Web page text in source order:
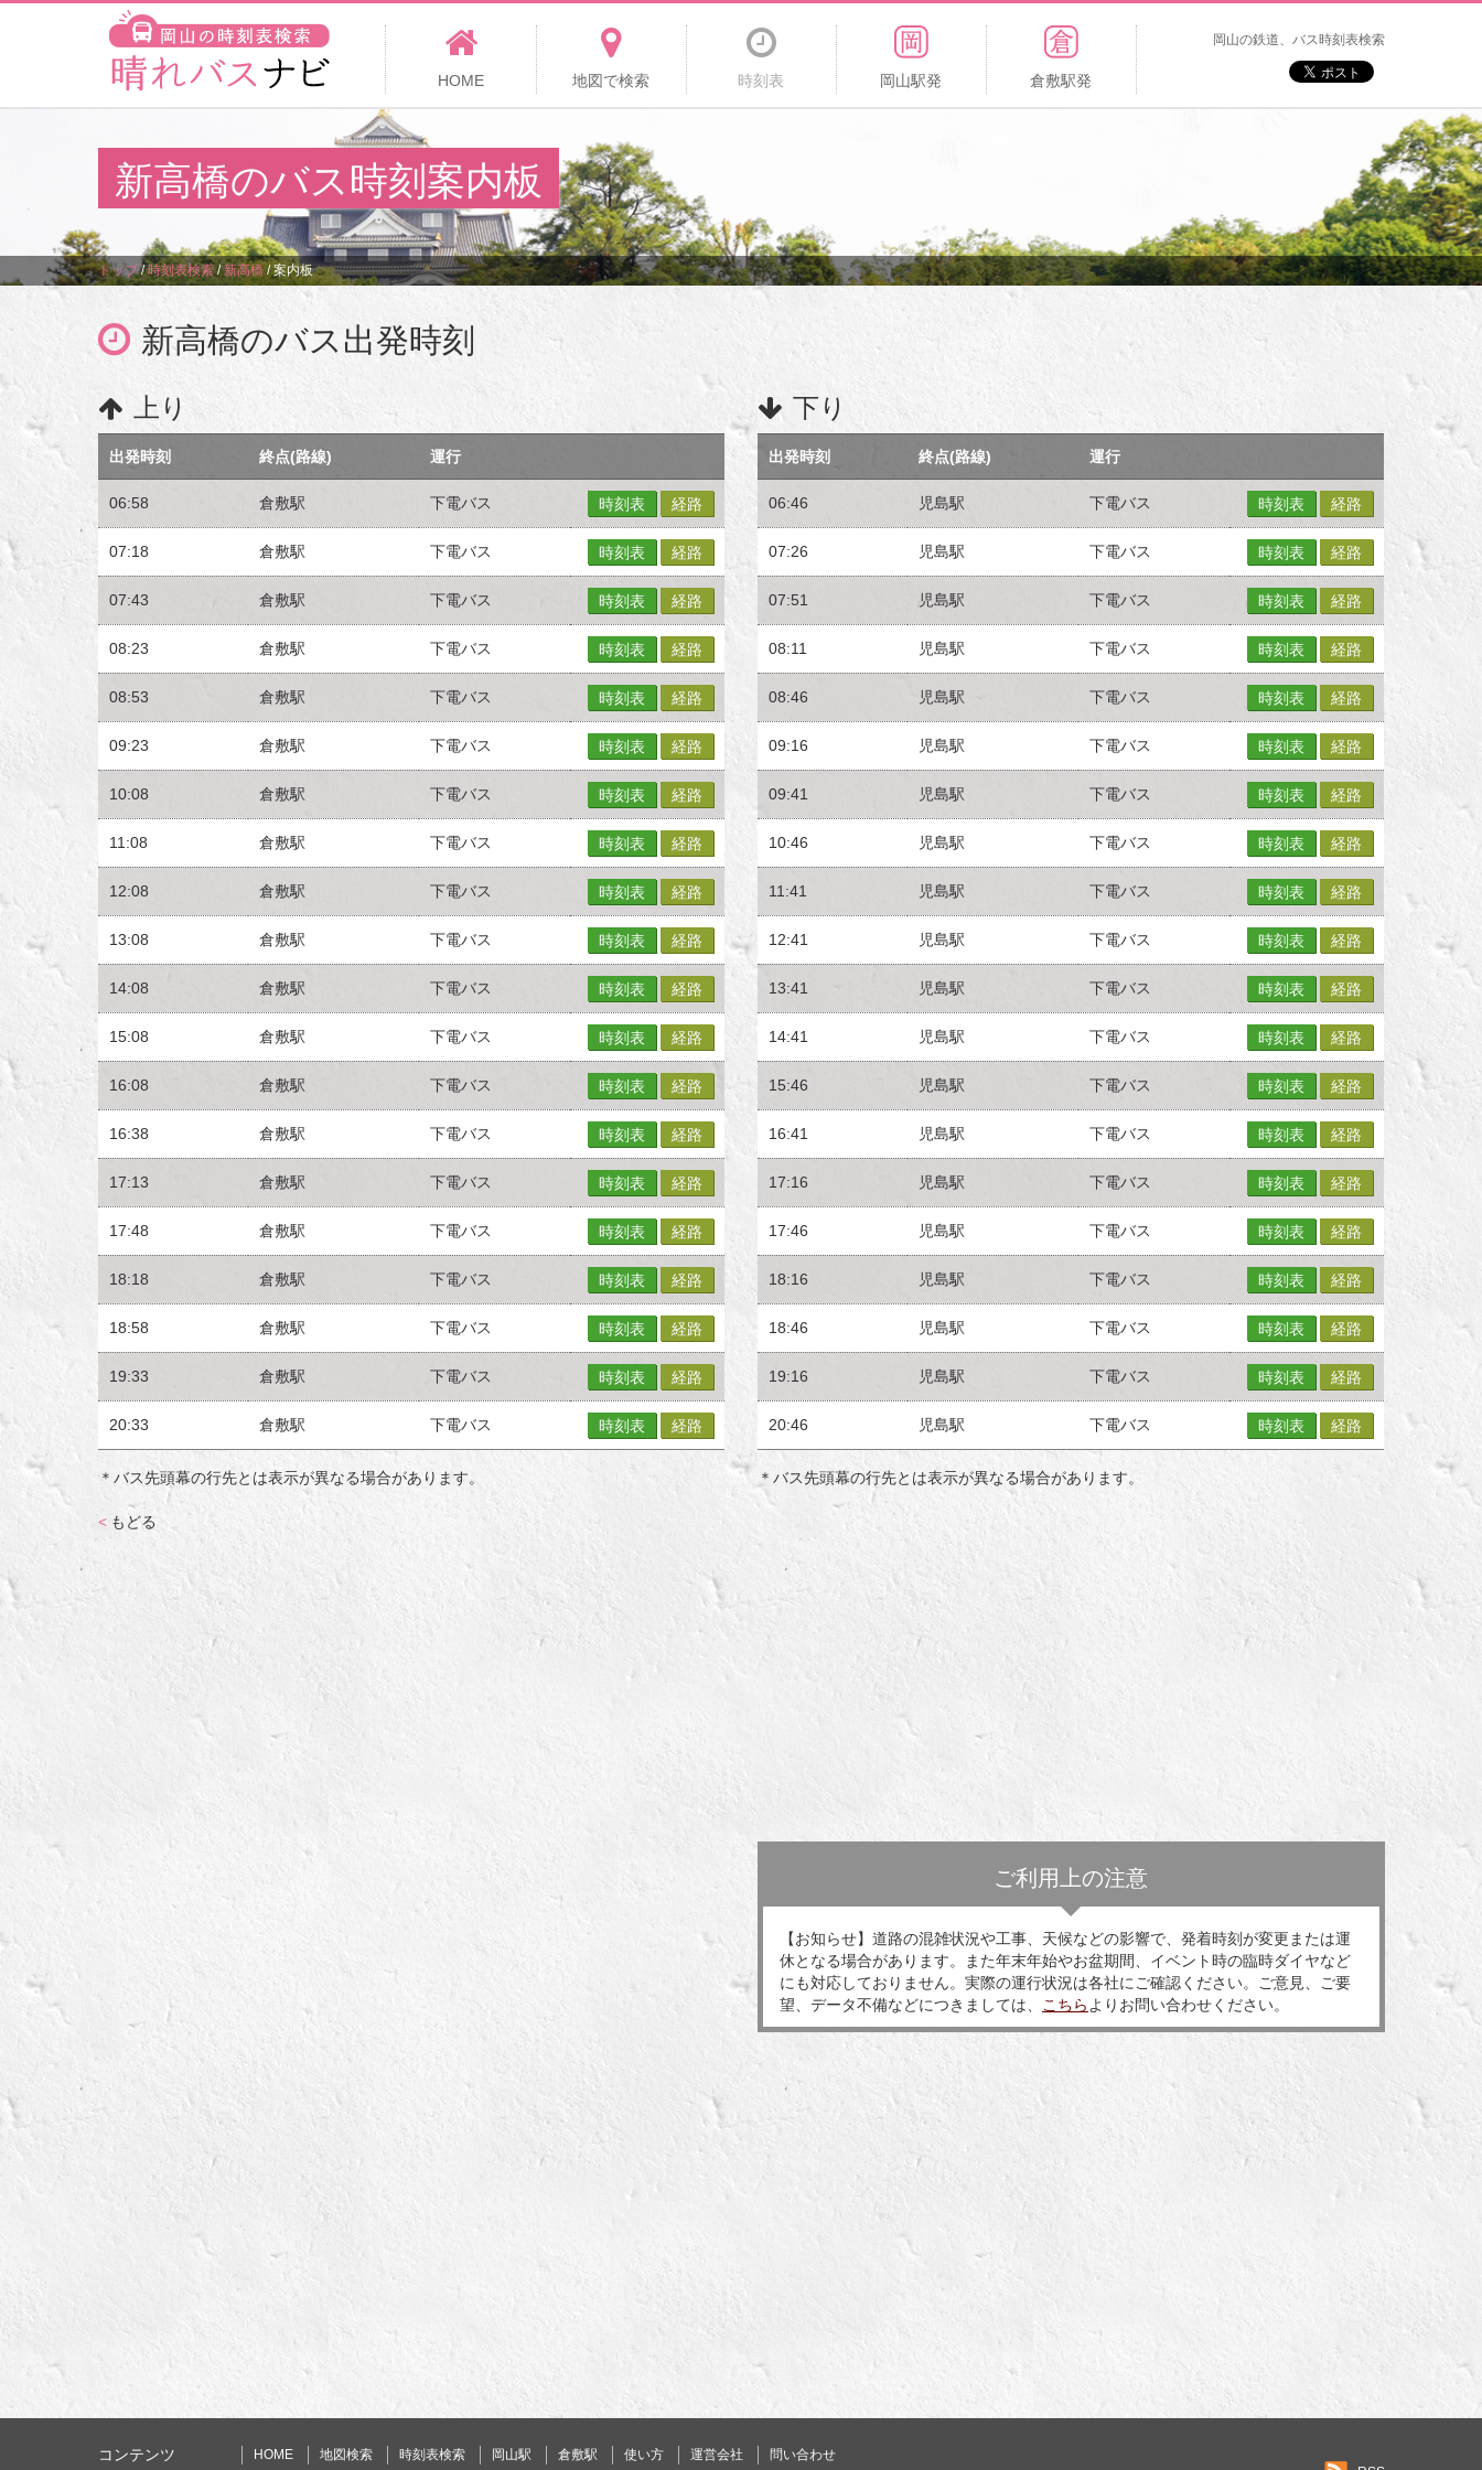
HOME 地図で検索 時刻表 岡山駅発 倉敷駅発
岡山の鉄道、バス時刻表検索
新高橋のバス時刻案内板
トップ/時刻表検索/新高橋/案内板
新高橋のバス出発時刻
上り
出発時刻 終点(路線) 運行
06:58 倉敷駅 下電バス 時刻表 経路
07:18 倉敷駅 下電バス 時刻表 経路
07:43 倉敷駅 下電バス 時刻表 経路
08:23 倉敷駅 下電バス 時刻表 経路
08:53 倉敷駅 下電バス 時刻表 経路
09:23 倉敷駅 下電バス 時刻表 経路
10:08 倉敷駅 下電バス 時刻表 経路
11:08 倉敷駅 下電バス 時刻表 経路
12:08 倉敷駅 下電バス 時刻表 経路
13:08 倉敷駅 下電バス 時刻表 経路
14:08 倉敷駅 下電バス 時刻表 経路
15:08 倉敷駅 下電バス 時刻表 経路
16:08 倉敷駅 下電バス 時刻表 経路
16:38 倉敷駅 下電バス 時刻表 経路
17:13 倉敷駅 下電バス 時刻表 経路
17:48 倉敷駅 下電バス 時刻表 経路
18:18 倉敷駅 下電バス 時刻表 経路
18:58 倉敷駅 下電バス 時刻表 経路
19:33 倉敷駅 下電バス 時刻表 経路
20:33 倉敷駅 下電バス 時刻表 経路
＊バス先頭幕の行先とは表示が異なる場合があります。
< もどる
下り
出発時刻 終点(路線) 運行
06:46 児島駅 下電バス 時刻表 経路
07:26 児島駅 下電バス 時刻表 経路
07:51 児島駅 下電バス 時刻表 経路
08:11 児島駅 下電バス 時刻表 経路
08:46 児島駅 下電バス 時刻表 経路
09:16 児島駅 下電バス 時刻表 経路
09:41 児島駅 下電バス 時刻表 経路
10:46 児島駅 下電バス 時刻表 経路
11:41 児島駅 下電バス 時刻表 経路
12:41 児島駅 下電バス 時刻表 経路
13:41 児島駅 下電バス 時刻表 経路
14:41 児島駅 下電バス 時刻表 経路
15:46 児島駅 下電バス 時刻表 経路
16:41 児島駅 下電バス 時刻表 経路
17:16 児島駅 下電バス 時刻表 経路
17:46 児島駅 下電バス 時刻表 経路
18:16 児島駅 下電バス 時刻表 経路
18:46 児島駅 下電バス 時刻表 経路
19:16 児島駅 下電バス 時刻表 経路
20:46 児島駅 下電バス 時刻表 経路
＊バス先頭幕の行先とは表示が異なる場合があります。
ご利用上の注意
【お知らせ】道路の混雑状況や工事、天候などの影響で、発着時刻が変更または運
休となる場合があります。また年末年始やお盆期間、イベント時の臨時ダイヤなど
にも対応しておりません。実際の運行状況は各社にご確認ください。ご意見、ご要
望、データ不備などにつきましては、
こちら よりお問い合わせください。
コンテンツ HOME 地図検索 時刻表検索 岡山駅 倉敷駅 使い方 運営会社
問い合わせ